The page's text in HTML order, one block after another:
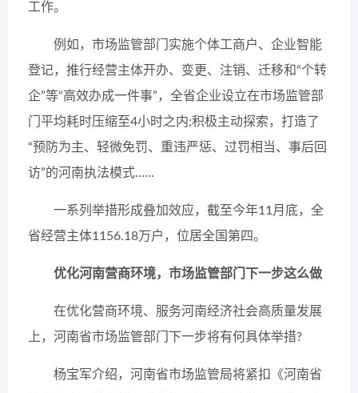
工作。
例如，市场监管部门实施个体工商户、企业智能
登记，推行经营主体开办、变更、注销、迁移和“个转
企”等“高效办成一件事”，全省企业设立在市场监管部
门平均耗时压缩至4小时之内;积极主动探索，打造了
“预防为主、轻微免罚、重违严惩、过罚相当、事后回
访”的河南执法模式……
一系列举措形成叠加效应，截至今年11月底，全
省经营主体1156.18万户，位居全国第四。
优化河南营商环境，市场监管部门下一步这么做
在优化营商环境、服务河南经济社会高质量发展
上，河南省市场监管部门下一步将有何具体举措?
杨宝军介绍，河南省市场监管局将紧扣《河南省